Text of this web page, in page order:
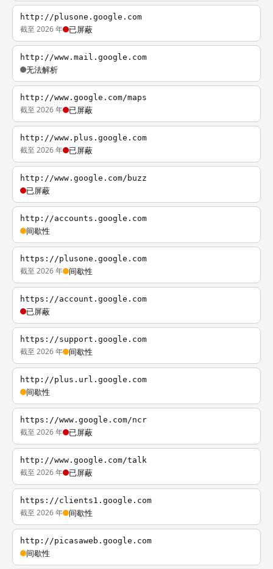
http://plusone.google.com
截至 2026 年 已屏蔽
http://www.mail.google.com
无法解析
http://www.google.com/maps
截至 2026 年 已屏蔽
http://www.plus.google.com
截至 2026 年 已屏蔽
http://www.google.com/buzz
已屏蔽
http://accounts.google.com
间歇性
https://plusone.google.com
截至 2026 年 间歇性
https://account.google.com
已屏蔽
https://support.google.com
截至 2026 年 间歇性
http://plus.url.google.com
间歇性
https://www.google.com/ncr
截至 2026 年 已屏蔽
http://www.google.com/talk
截至 2026 年 已屏蔽
https://clients1.google.com
截至 2026 年 间歇性
http://picasaweb.google.com
间歇性